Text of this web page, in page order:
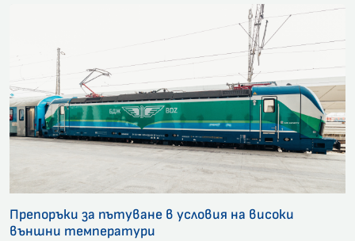
Препоръки за пътуване в условия на високи
външни температури